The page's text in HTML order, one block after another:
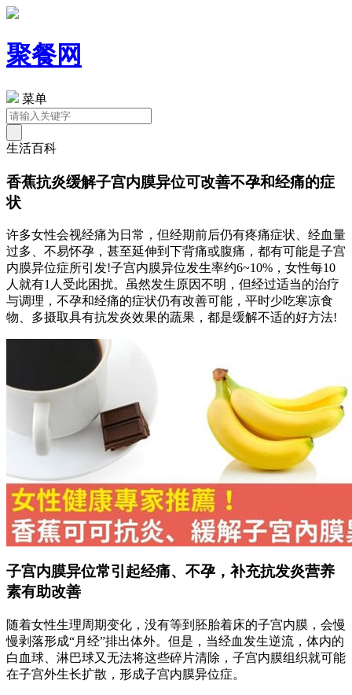
聚餐网
菜单
生活百科
香蕉抗炎缓解子宫内膜异位可改善不孕和经痛的症
状
许多女性会视经痛为日常，但经期前后仍有疼痛症状、经血量
过多、不易怀孕，甚至延伸到下背痛或腹痛，都有可能是子宫
内膜异位症所引发!子宫内膜异位发生率约6~10%，女性每10
人就有1人受此困扰。虽然发生原因不明，但经过适当的治疗
与调理，不孕和经痛的症状仍有改善可能，平时少吃寒凉食
物、多摄取具有抗发炎效果的蔬果，都是缓解不适的好方法!
子宫内膜异位常引起经痛、不孕，补充抗发炎营养
素有助改善
随着女性生理周期变化，没有等到胚胎着床的子宫内膜，会慢
慢剥落形成“月经”排出体外。但是，当经血发生逆流，体内的
白血球、淋巴球又无法将这些碎片清除，子宫内膜组织就可能
在子宫外生长扩散，形成子宫内膜异位症。